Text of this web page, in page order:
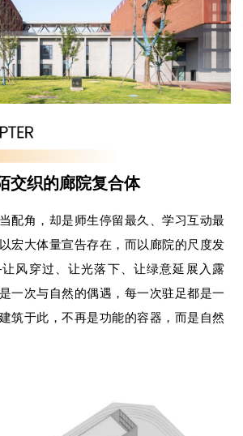
交织的廊院复合体
配角，却是师生停留最久、学习互动最
宏大体量宣告存在，而以廊院的尺度发
风穿过、让光落下、让绿意延展入露
一次与自然的偶遇，每一次驻足都是一
筑于此，不再是功能的容器，而是自然